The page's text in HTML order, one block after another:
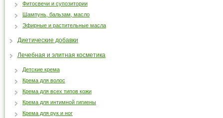
Фитосвечи и супозитории
Шампунь, бальзам, масло
Эфирные и растительные масла
Диетические добавки
Лечебная и элитная косметика
Детские крема
Крема для волос
Крема для всех типов кожи
Крема для интимной гигиены
Крема для рук и ног